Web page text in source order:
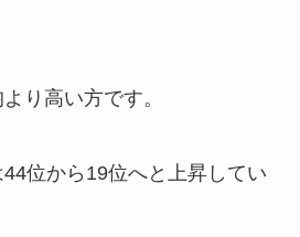
り高い方です。
位から19位へと上昇してい